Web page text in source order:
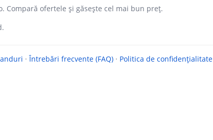
Compară ofertele și găsește cel mai bun preț.
·Întrebări frecvente (FAQ) · Politica de confidențialitate